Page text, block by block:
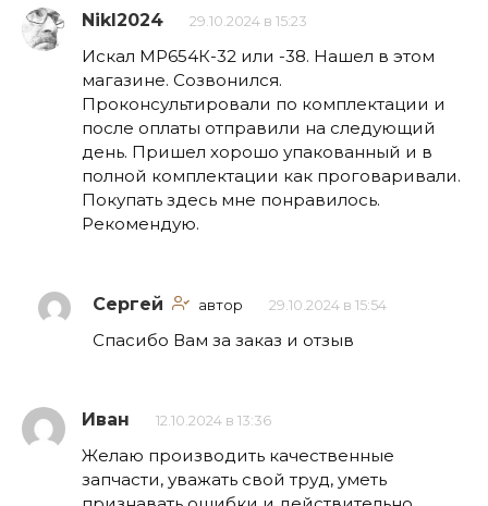
NikI2024 29.10.2024 в 15:23
Искал МР654К-32 или -38. Нашел в этом
магазине. Созвонился.
Проконсультировали по комплектации и
после оплаты отправили на следующий
день. Пришел хорошо упакованный и в
полной комплектации как проговаривали.
Покупать здесь мне понравилось.
Рекомендую.
Сергей автор 29.10.2024 в 15:54
Спасибо Вам за заказ и отзыв
Иван 12.10.2024 в 13:36
Желаю производить качественные
запчасти, уважать свой труд, уметь